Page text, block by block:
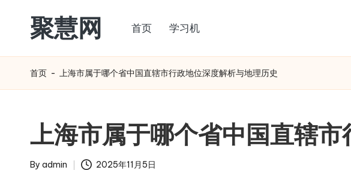
content
聚慧网 首页 学习机
首页 - 上海市属于哪个省中国直辖市行政地位深度解析与地理历史
上海市属于哪个省中国直辖
By admin 2025年11月5日